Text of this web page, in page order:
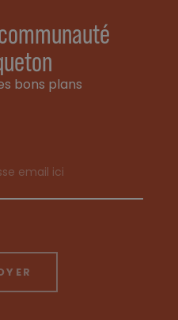
bons plans